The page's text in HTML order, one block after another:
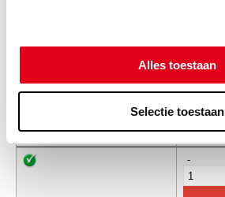
Alles toestaan
Selectie toestaan
2517
Stuks
-